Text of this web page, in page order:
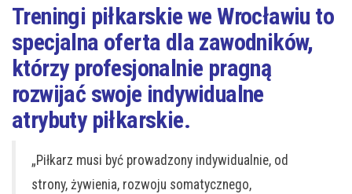
Treningi piłkarskie we Wrocławiu to
specjalna oferta dla zawodników,
którzy profesjonalnie pragną
rozwijać swoje indywidualne
atrybuty piłkarskie.
„Piłkarz musi być prowadzony indywidualnie, od
strony, żywienia, rozwoju somatycznego,